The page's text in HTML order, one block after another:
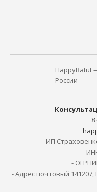
HappyBatut
России
8
- ИП
-
-
- Адрес почтовый